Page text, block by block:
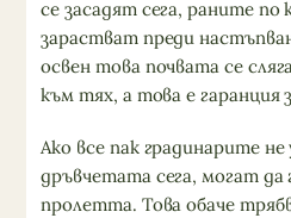
се засадят сега, раните
зарастват преди
освен това почвата се
към тях, а това е гаранция
Ако все пак градинарите
дръвчетата сега, могат да
пролетта. Това обаче